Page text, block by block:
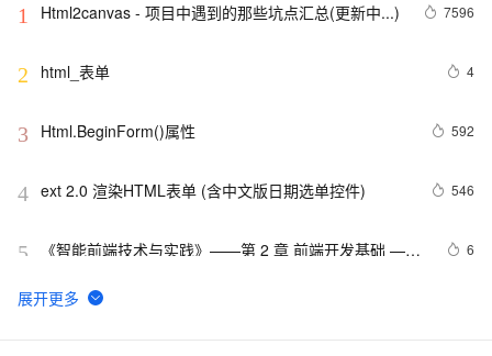
1 Html2canvas - 项目中遇到的那些坑点汇总(更新中...) 7596
2 html_表单 4
3 Html.BeginForm()属性 592
4 ext 2.0 渲染HTML表单 (含中文版日期选单控件) 546
5
《智能前端技术与实践》——第 2 章 前端开发基础 ——
6
6
html5手机网站需要加的那些meta/link标签，html5